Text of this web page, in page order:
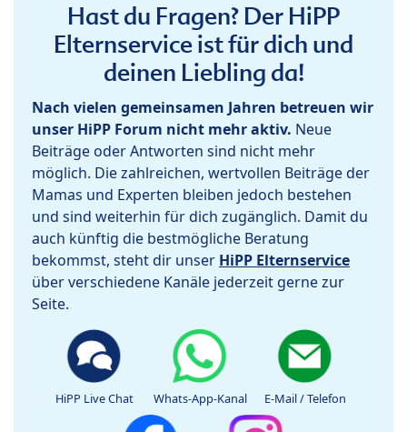
Hast du Fragen? Der HiPP
Elternservice ist für dich und
deinen Liebling da!
Nach vielen gemeinsamen Jahren betreuen wir
unser HiPP Forum nicht mehr aktiv. Neue
Beiträge oder Antworten sind nicht mehr
möglich. Die zahlreichen, wertvollen Beiträge der
Mamas und Experten bleiben jedoch bestehen
und sind weiterhin für dich zugänglich. Damit du
auch künftig die bestmögliche Beratung
bekommst, steht dir unser HiPP Elternservice
über verschiedene Kanäle jederzeit gerne zur
Seite.
HiPP Live Chat Whats-App-Kanal E-Mail / Telefon